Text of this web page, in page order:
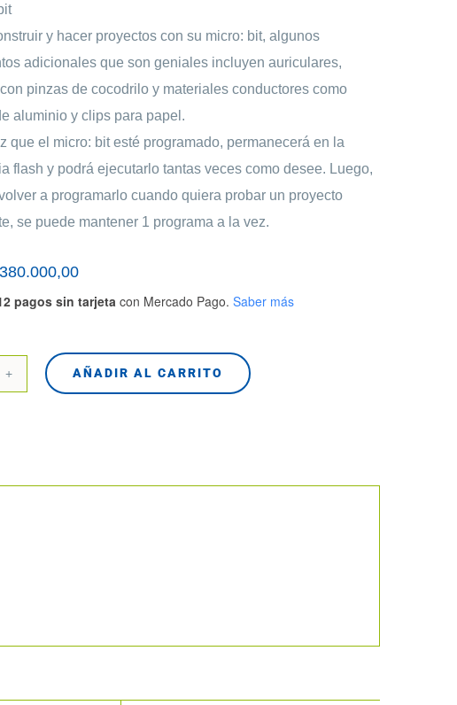
y hacer proyectos con su micro: bit, algunos
adicionales que son geniales incluyen auriculares,
pinzas de cocodrilo y materiales conductores como
aluminio y clips para papel.
que el micro: bit esté programado, permanecerá en la
flash y podrá ejecutarlo tantas veces como desee. Luego,
a programarlo cuando quiera probar un proyecto
se puede mantener 1 programa a la vez.
380.000,00El
precio
es:
$380.000,00.
pagos sin tarjeta con Mercado Pago. Saber más
AÑADIR AL CARRITO